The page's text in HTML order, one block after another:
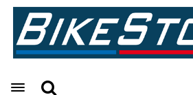
Toggle navigation